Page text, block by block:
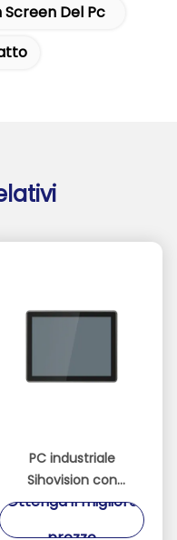
Del Pc
PC industriale
Sihovision con
pannello touch da 15
Ottenga il migliore